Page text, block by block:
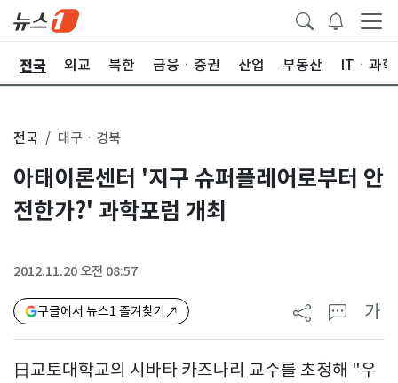
전국 외교 북한 금융ㆍ증권 산업 부동산 ITㆍ과학
전국 대구ㆍ경북
아태이론센터 '지구 슈퍼플레어로부터 안
전한가?' 과학포럼 개최
2012.11.20 오전 08:57
구글에서 뉴스1 즐겨찾기 가
日교토대학교의 시바타 카즈나리 교수를 초청해 "우